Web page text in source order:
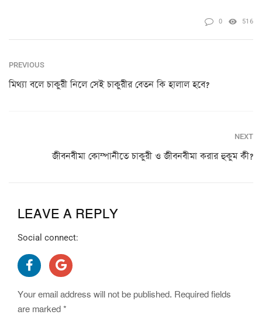
0 516
PREVIOUS
মিথ্যা বলে চাকুরী নিলে সেই চাকুরীর বেতন কি হালাল হবে?
NEXT
জীবনবীমা কোম্পানীতে চাকুরী ও জীবনবীমা করার হুকুম কী?
LEAVE A REPLY
Social connect:
Your email address will not be published. Required fields
are marked *